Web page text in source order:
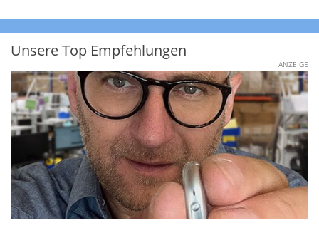
Unsere Top Empfehlungen
ANZEIGE